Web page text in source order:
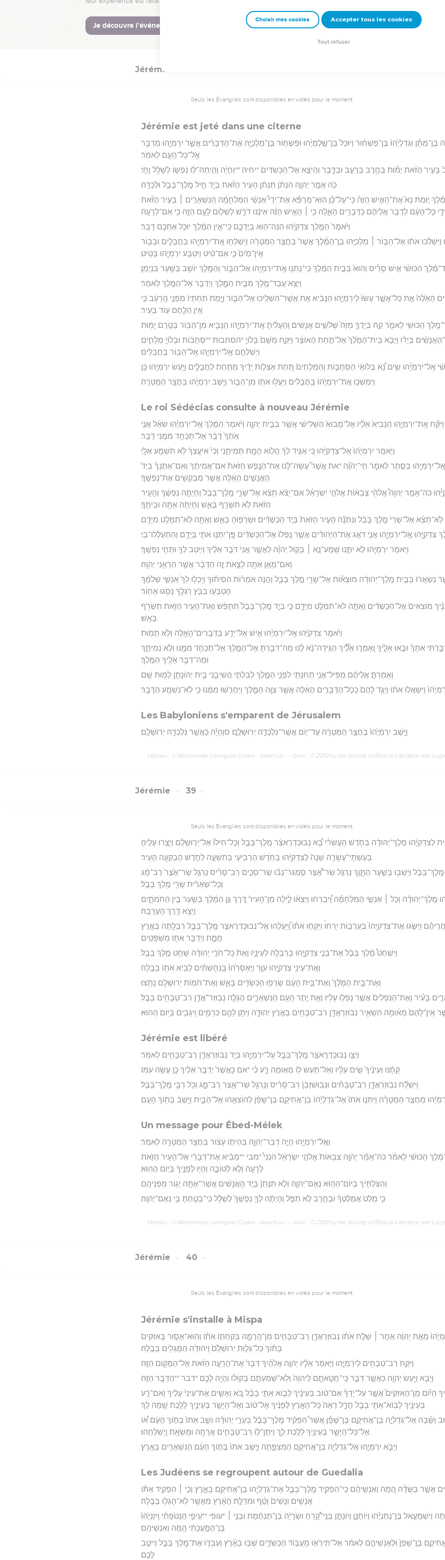
וַיֵּ֣שֶׁב יִרְמְיָ֔הוּ בַּחֲצַ֖ר הַמַּטָּרָֽה׃
Hébreu : © Westminster Leningrad Codex - tanach.us --- Grec : © 2010 by the Society of Biblical Literature and
Jérémie
Seuls les Évangiles sont disponibles en vidéo pour le moment.
Jérémie est jeté dans une citerne
בֶן־מַתָּ֗ן וּגְדַלְיָ֙הוּ֙ בֶּן־פַּשְׁח֔וּר וְיוּכַל֙ בֶּן־שֶׁ֣לֶמְיָ֔הוּ וּפַשְׁח֖וּר בֶּן־מַלְכִּיָּ֑ה אֶ֨ת־הַדְּבָרִ֔ים אֲשֶׁ֧ר יִרְמְיָ֛הוּ מְדַבֵּ֥ר
אֶל־כָּל־הָעָ֖ם לֵאמֹֽר׃
הַזֹּ֔את יָמ֕וּת בַּחֶ֖רֶב בָּרָעָ֣ב וּבַדָּ֑בֶר וְהַיֹּצֵ֤א אֶל־הַכַּשְׂדִּים֙ *יחיה **וְחָיָ֔ה וְהָיְתָה־לּ֥וֹ נַפְשׁ֛וֹ לְשָׁלָ֖ל וָחָֽי׃
כֹּ֖ה אָמַ֣ר יְהוָ֑ה הִנָּתֹ֨ן תִּנָּתֵ֜ן הָעִ֣יר הַזֹּ֗את בְּיַ֛ד חֵ֥יל מֶֽלֶךְ־בָּבֶ֖ל וּלְכָדָֽהּ׃
י֣וּמַת נָא֮ אֶת־הָאִ֣ישׁ הַזֶּה֒ כִּֽי־עַל־כֵּ֡ן הֽוּא־מְרַפֵּ֡א אֶת־יְדֵי֩ אַנְשֵׁ֨י הַמִּלְחָמָ֜ה הַֽנִּשְׁאָרִ֣ים ׀ בָּעִ֣יר הַזֹּ֗את
כָל־הָעָ֔ם לְדַבֵּ֣ר אֲלֵיהֶ֔ם כַּדְּבָרִ֖ים הָאֵ֑לֶּה כִּ֣י ׀ הָאִ֣ישׁ הַזֶּ֗ה אֵינֶ֨נּוּ דֹרֵ֧שׁ לְשָׁל֛וֹם לָעָ֥ם הַזֶּ֖ה כִּ֥י אִם־לְרָעָֽה׃
וַיֹּ֙אמֶר֙ הַמֶּ֣לֶךְ צִדְקִיָּ֔הוּ הִנֵּה־ה֖וּא בְּיֶדְכֶ֑ם כִּֽי־אֵ֣ין הַמֶּ֔לֶךְ יוּכַ֥ל אֶתְכֶ֖ם דָּבָֽר׃
וַיַּשְׁלִ֨כוּ אֹת֜וֹ אֶל־הַבּ֣וֹר ׀ מַלְכִּיָּ֣הוּ בֶן־הַמֶּ֗לֶךְ אֲשֶׁר֙ בַּחֲצַ֣ר הַמַּטָּרָ֔ה וַיְשַׁלְּח֥וּ אֶֽת־יִרְמְיָ֖הוּ בַּחֲבָלִ֑ים וּבַבּ֤וֹר
אֵֽין־מַ֙יִם֙ כִּ֣י אִם־טִ֔יט וַיִּטְבַּ֥ע יִרְמְיָ֖הוּ בַּטִּֽיט׃
הַכּוּשִׁ֜י אִ֣ישׁ סָרִ֗יס וְהוּא֙ בְּבֵ֣ית הַמֶּ֔לֶךְ כִּֽי־נָתְנ֥וּ אֶֽת־יִרְמְיָ֖הוּ אֶל־הַבּ֑וֹר וְהַמֶּ֥לֶךְ יוֹשֵׁ֖ב בְּשַׁ֥עַר בִּנְיָמִֽן׃
וַיֵּצֵ֥א עֶֽבֶד־מֶ֖לֶךְ מִבֵּ֣ית הַמֶּ֑לֶךְ וַיְדַבֵּ֥ר אֶל־הַמֶּ֖לֶךְ לֵאמֹֽר׃
הָאֵ֙לֶּה֙ אֵ֣ת כָּל־אֲשֶׁ֤ר עָשׂוּ֙ לְיִרְמְיָ֣הוּ הַנָּבִ֔יא אֵ֥ת אֲשֶׁר־הִשְׁלִ֖יכוּ אֶל־הַבּ֑וֹר וַיָּ֤מָת תַּחְתָּיו֙ מִפְּנֵ֣י הָֽרָעָ֔ב כִּ֣י
אֵ֥ין הַלֶּ֛חֶם ע֖וֹד בָּעִֽיר׃
הַכּוּשִׁ֖י לֵאמֹ֑ר קַ֣ח בְּיָדְךָ֤ מִזֶּה֙ שְׁלֹשִׁ֣ים אֲנָשִׁ֔ים וְֽהַעֲלִ֜יתָ אֶֽת־יִרְמְיָ֧הוּ הַנָּבִ֛יא מִן־הַבּ֖וֹר בְּטֶ֥רֶם יָמֽוּת׃
בְּיָד֗וֹ וַיָּבֹ֤א בֵית־הַמֶּ֙לֶךְ֙ אֶל־תַּ֣חַת הָאוֹצָ֔ר וַיִּקַּ֤ח מִשָּׁם֙ בְּלוֹיֵ֣ *הסחבות **סְחָב֔וֹת וּבְלוֹיֵ֖ מְלָחִ֑ים
וַיְשַׁלְּחֵ֧ם אֶֽל־יִרְמְיָ֛הוּ אֶל־הַבּ֖וֹר בַּחֲבָלִֽים׃
אֶֽל־יִרְמְיָ֗הוּ שִׂ֣ים נָ֠א בְּלוֹאֵ֨י הַסְּחָב֤וֹת וְהַמְּלָחִים֙ תַּ֚חַת אַצִּל֣וֹת יָדֶ֔יךָ מִתַּ֖חַת לַחֲבָלִ֑ים וַיַּ֥עַשׂ יִרְמְיָ֖הוּ כֵּֽן׃
וַיִּמְשְׁכ֤וּ אֶֽת־יִרְמְיָ֙הוּ֙ בַּֽחֲבָלִ֔ים וַיַּעֲל֥וּ אֹת֖וֹ מִן־הַבּ֑וֹר וַיֵּ֣שֶׁב יִרְמְיָ֔הוּ בַּחֲצַ֖ר הַמַּטָּרָֽה׃
Le roi Sédécias consulte à nouveau Jérémie
אֶֽת־יִרְמְיָ֤הוּ הַנָּבִיא֙ אֵלָ֔יו אֶל־מָבוֹא֙ הַשְּׁלִישִׁ֔י אֲשֶׁ֖ר בְּבֵ֣ית יְהוָ֑ה וַיֹּ֨אמֶר הַמֶּ֜לֶךְ אֶֽל־יִרְמְיָ֗הוּ שֹׁאֵ֨ל אֲנִ֤י
אֹֽתְךָ֙ דָּבָ֔ר אַל־תְּכַחֵ֥ד מִמֶּ֖נִּי דָּבָֽר׃
וַיֹּ֤אמֶר יִרְמְיָ֙הוּ֙ אֶל־צִדְקִיָּ֔הוּ כִּ֚י אַגִּ֣יד לְךָ֔ הֲל֖וֹא הָמֵ֣ת תְּמִיתֵ֑נִי וְכִי֙ אִיעָ֣צְךָ֔ לֹ֥א תִשְׁמַ֖ע אֵלָֽי׃
בַּסֵּ֣תֶר לֵאמֹ֑ר חַי־יְהוָ֞ה *את אֲשֶׁר֩ עָשָׂה־לָ֨נוּ אֶת־הַנֶּ֤פֶשׁ הַזֹּאת֙ אִם־אֲמִיתֶ֔ךָ וְאִם־אֶתֶּנְךָ֗ בְּיַד֙
הָאֲנָשִׁ֣ים הָאֵ֔לֶּה אֲשֶׁ֥ר מְבַקְשִׁ֖ים אֶת־נַפְשֶֽׁךָ׃
כֹּֽה־אָמַ֣ר יְהוָה֩ אֱלֹהֵ֨י צְבָא֜וֹת אֱלֹהֵ֣י יִשְׂרָאֵ֗ל אִם־יָצֹ֨א תֵצֵ֜א אֶל־שָׂרֵ֤י מֶֽלֶךְ־בָּבֶל֙ וְחָיְתָ֣ה נַפְשֶׁ֔ךָ וְהָעִ֣יר
הַזֹּ֔את לֹ֥א תִשָּׂרֵ֖ף בָּאֵ֑שׁ וְחָיִ֖תָה אַתָּ֥ה וּבֵיתֶֽךָ׃
לֹֽא־תֵצֵ֗א אֶל־שָׂרֵי֙ מֶ֣לֶךְ בָּבֶ֔ל וְנִתְּנָ֞ה הָעִ֤יר הַזֹּאת֙ בְּיַ֣ד הַכַּשְׂדִּ֔ים וּשְׂרָפ֖וּהָ בָּאֵ֑שׁ וְאַתָּ֖ה לֹֽא־תִמָּלֵ֥ט מִיָּדָֽם׃
צִדְקִיָּ֖הוּ אֶֽל־יִרְמְיָ֑הוּ אֲנִ֧י דֹאֵ֣ג אֶת־הַיְּהוּדִ֗ים אֲשֶׁ֤ר נָֽפְלוּ֙ אֶל־הַכַּשְׂדִּ֔ים פֶּֽן־יִתְּנ֥וּ אֹתִ֛י בְּיָדָ֖ם וְהִתְעַלְּלוּ־בִֽי׃
וַיֹּ֥אמֶר יִרְמְיָ֖הוּ לֹ֣א יִתֵּ֑נוּ שְֽׁמַֽע־נָ֣א ׀ בְּק֣וֹל יְהוָ֗ה לַאֲשֶׁ֤ר אֲנִי֙ דֹּבֵ֣ר אֵלֶ֔יךָ וְיִ֥יטַב לְךָ֖ וּתְחִ֥י נַפְשֶֽׁךָ׃
וְאִם־מָאֵ֥ן אַתָּ֖ה לָצֵ֑את זֶ֣ה הַדָּבָ֔ר אֲשֶׁ֥ר הִרְאַ֖נִי יְהוָֽה׃
נִשְׁאֲרוּ֙ בְּבֵ֣ית מֶֽלֶךְ־יְהוּדָ֔ה מוּצָא֕וֹת אֶל־שָׂרֵ֖י מֶ֣לֶךְ בָּבֶ֑ל וְהֵ֣נָּה אֹמְר֗וֹת הִסִּית֜וּךָ וְיָכְל֤וּ לְךָ֙ אַנְשֵׁ֣י שְׁלֹמֶ֔ךָ
הָטְבְּע֥וּ בַבֹּ֛ץ רַגְלֶ֖ךָ נָסֹ֥גוּ אָחֽוֹר׃
מֽוֹצִאִים֙ אֶל־הַכַּשְׂדִּ֔ים וְאַתָּ֖ה לֹא־תִמָּלֵ֣ט מִיָּדָ֑ם כִּ֣י בְיַ֤ד מֶֽלֶךְ־בָּבֶל֙ תִּתָּפֵ֔שׂ וְאֶת־הָעִ֥יר הַזֹּ֖את תִּשְׂרֹ֥ף
בָּאֵֽשׁ׃
וַיֹּ֨אמֶר צִדְקִיָּ֜הוּ אֶֽל־יִרְמְיָ֗הוּ אִ֛ישׁ אַל־יֵדַ֥ע בַּדְּבָֽרִים־הָאֵ֖לֶּה וְלֹ֥א תָמֽוּת׃
אִתָּךְ֒ וּבָ֣אוּ אֵלֶ֣יךָ וְֽאָמְר֪וּ אֵלֶ֟יךָ הַגִּֽידָה־נָּ֨א לָ֜נוּ מַה־דִּבַּ֧רְתָּ אֶל־הַמֶּ֛לֶךְ אַל־תְּכַחֵ֥ד מִמֶּ֖נּוּ וְלֹ֣א נְמִיתֶ֑ךָ
וּמַה־דִּבֶּ֥ר אֵלֶ֖יךָ הַמֶּֽלֶךְ׃
וְאָמַרְתָּ֣ אֲלֵיהֶ֔ם מַפִּיל־אֲנִ֥י תְחִנָּתִ֖י לִפְנֵ֣י הַמֶּ֑לֶךְ לְבִלְתִּ֧י הֲשִׁיבֵ֛נִי בֵּ֥ית יְהוֹנָתָ֖ן לָמ֥וּת שָֽׁם׃
וַיִּשְׁאֲל֣וּ אֹת֔וֹ וַיַּגֵּ֤ד לָהֶם֙ כְּכָל־הַדְּבָרִ֣ים הָאֵ֔לֶּה אֲשֶׁ֥ר צִוָּ֖ה הַמֶּ֑לֶךְ וַיַּחֲרִ֣שׁוּ מִמֶּ֔נּוּ כִּ֥י לֹֽא־נִשְׁמַ֖ע הַדָּבָֽר׃
Les Babyloniens s'emparent de Jérusalem
וַיֵּ֤שֶׁב יִרְמְיָ֙הוּ֙ בַּחֲצַ֣ר הַמַּטָּרָ֔ה עַד־י֖וֹם אֲשֶׁר־נִלְכְּדָ֣ה יְרוּשָׁלִָ֑ם סוְהָיָ֕ה כַּאֲשֶׁ֥ר נִלְכְּדָ֖ה יְרוּשָׁלִָֽם׃
Hébreu : © Westminster Leningrad Codex - tanach.us --- Grec : © 2010 by the Society of Biblical Literature and
Jérémie 39
Seuls les Évangiles sont disponibles en vidéo pour le moment.
לְצִדְקִיָּ֨הוּ מֶלֶךְ־יְהוּדָ֜ה בַּחֹ֣דֶשׁ הָעֲשִׂרִ֗י בָּ֠א נְבוּכַדְרֶאצַּ֨ר מֶֽלֶךְ־בָּבֶ֤ל וְכָל־חֵילוֹ֙ אֶל־יְר֣וּשָׁלִַ֔ם וַיָּצֻ֖רוּ עָלֶֽיהָ׃
בְּעַשְׁתֵּֽי־עֶשְׂרֵ֤ה שָׁנָה֙ לְצִדְקִיָּ֔הוּ בַּחֹ֥דֶשׁ הָרְבִיעִ֖י בְּתִשְׁעָ֣ה לַחֹ֑דֶשׁ הָבְקְעָ֖ה הָעִֽיר׃
מֶֽלֶךְ־בָּבֶ֔ל וַיֵּשְׁב֖וּ בְּשַׁ֣עַר הַתָּ֑וֶךְ נֵרְגַ֣ל שַׂר־אֶ֠צֶר סַֽמְגַּר־נְב֞וּ שַׂר־סְכִ֣ים רַב־סָרִ֗יס נֵרְגַ֤ל שַׂר־אֶ֙צֶר֙ רַב־מָ֔ג
וְכָל־שְׁאֵרִ֔ית שָׂרֵ֖י מֶ֥לֶךְ בָּבֶֽל׃
מֶֽלֶךְ־יְהוּדָ֜ה וְכֹ֣ל ׀ אַנְשֵׁ֣י הַמִּלְחָמָ֗ה וַֽ֠יִּבְרְחוּ וַיֵּצְא֨וּ לַ֤יְלָה מִן־הָעִיר֙ דֶּ֚רֶךְ גַּ֣ן הַמֶּ֔לֶךְ בְּשַׁ֖עַר בֵּ֣ין הַחֹמֹתָ֑יִם
וַיֵּצֵ֖א דֶּ֥רֶךְ הָעֲרָבָֽה׃
וַיַּשִּׂ֣גוּ אֶת־צִדְקִיָּהוּ֮ בְּעַֽרְב֣וֹת יְרֵחוֹ֒ וַיִּקְח֣וּ אֹת֗וֹ וַֽ֠יַּעֲלֻהוּ אֶל־נְבוּכַדְרֶאצַּ֧ר מֶֽלֶךְ־בָּבֶ֛ל רִבְלָ֖תָה בְּאֶ֣רֶץ
חֲמָ֑ת וַיְדַבֵּ֥ר אִתּ֖וֹ מִשְׁפָּטִֽים׃
וַיִּשְׁחַט֩ מֶ֨לֶךְ בָּבֶ֜ל אֶת־בְּנֵ֧י צִדְקִיָּ֛הוּ בְּרִבְלָ֖ה לְעֵינָ֑יו וְאֵת֙ כָּל־חֹרֵ֣י יְהוּדָ֔ה שָׁחַ֖ט מֶ֥לֶךְ בָּבֶֽל׃
וְאֶת־עֵינֵ֥י צִדְקִיָּ֖הוּ עִוֵּ֑ר וַיַּאַסְרֵ֙הוּ֙ בַּֽנְחֻשְׁתַּ֔יִם לָבִ֥יא אֹת֖וֹ בָּבֶֽלָה׃
וְאֶת־בֵּ֤ית הַמֶּ֙לֶךְ֙ וְאֶת־בֵּ֣ית הָעָ֔ם שָׂרְפ֥וּ הַכַּשְׂדִּ֖ים בָּאֵ֑שׁ וְאֶת־חֹמ֥וֹת יְרוּשָׁלִַ֖ם נָתָֽצוּ׃
בָּעִ֗יר וְאֶת־הַנֹּֽפְלִים֙ אֲשֶׁ֣ר נָפְל֣וּ עָלָ֔יו וְאֵ֛ת יֶ֥תֶר הָעָ֖ם הַנִּשְׁאָרִ֑ים הֶגְלָ֛ה נְבֽוּזַר־אֲדָ֥ן רַב־טַבָּחִ֖ים בָּבֶֽל׃
אֵין־לָהֶם֙ מְא֔וּמָה הִשְׁאִ֛יר נְבוּזַרְאֲדָ֥ן רַב־טַבָּחִ֖ים בְּאֶ֣רֶץ יְהוּדָ֑ה וַיִּתֵּ֥ן לָהֶ֛ם כְּרָמִ֥ים וִֽיגֵבִ֖ים בַּיּ֥וֹם הַהֽוּא׃
Jérémie est libéré
וַיְצַ֛ו נְבוּכַדְרֶאצַּ֥ר מֶֽלֶךְ־בָּבֶ֖ל עַֽל־יִרְמְיָ֑הוּ בְּיַ֛ד נְבוּזַרְאֲדָ֥ן רַב־טַבָּחִ֖ים לֵאמֹֽר׃
קָחֶ֗נּוּ וְעֵינֶ֙יךָ֙ שִׂ֣ים עָלָ֔יו וְאַל־תַּ֥עַשׂ ל֖וֹ מְא֣וּמָה רָּ֑ע כִּ֗י *אם כַּֽאֲשֶׁר֙ יְדַבֵּ֣ר אֵלֶ֔יךָ כֵּ֖ן עֲשֵׂ֥ה עִמּֽוֹ׃
וַיִּשְׁלַ֞ח נְבֽוּזַרְאֲדָ֣ן רַב־טַבָּחִ֗ים וּנְבֽוּשַׁזְבָּן֙ רַב־סָרִ֔יס וְנֵרְגַ֥ל שַׂר־אֶ֖צֶר רַב־מָ֑ג וְכֹ֖ל רַבֵּ֥י מֶֽלֶךְ־בָּבֶֽל׃
מֵחֲצַ֣ר הַמַּטָּרָ֗ה וַיִּתְּנ֤וּ אֹתוֹ֙ אֶל־גְּדַלְיָ֙הוּ֙ בֶּן־אֲחִיקָ֣ם בֶּן־שָׁפָ֔ן לְהוֹצִאֵ֖הוּ אֶל־הַבָּ֑יִת וַיֵּ֖שֶׁב בְּת֥וֹךְ הָעָֽם׃
Un message pour Ébed-Mélek
וְאֶֽל־יִרְמְיָ֖הוּ הָיָ֣ה דְבַר־יְהוָ֑ה בִּֽהְיֹת֣וֹ עָצ֔וּר בַּחֲצַ֥ר הַמַּטָּרָ֖ה לֵאמֹֽר׃
הַכּוּשִׁ֜י לֵאמֹ֗ר כֹּֽה־אָמַ֞ר יְהוָ֤ה צְבָאוֹת֙ אֱלֹהֵ֣י יִשְׂרָאֵ֔ל הִנְנִי֩ *מבי **מֵבִ֨יא אֶת־דְּבָרַ֜י אֶל־הָעִ֥יר הַזֹּ֛את
לְרָעָ֖ה וְלֹ֣א לְטוֹבָ֑ה וְהָי֥וּ לְפָנֶ֖יךָ בַּיּ֥וֹם הַהֽוּא׃
וְהִצַּלְתִּ֥יךָ בַיּוֹם־הַה֖וּא נְאֻם־יְהוָ֑ה וְלֹ֤א תִנָּתֵן֙ בְּיַ֣ד הָֽאֲנָשִׁ֔ים אֲשֶׁר־אַתָּ֥ה יָג֖וֹר מִפְּנֵיהֶֽם׃
כִּ֤י מַלֵּט֙ אֲמַלֶּטְךָ֔ וּבַחֶ֖רֶב לֹ֣א תִפֹּ֑ל וְהָיְתָ֨ה לְךָ֤ נַפְשְׁךָ֙ לְשָׁלָ֔ל כִּֽי־בָטַ֥חְתָּ בִּ֖י נְאֻם־יְהוָֽה׃
Hébreu : © Westminster Leningrad Codex - tanach.us --- Grec : © 2010 by the Society of Biblical Literature and
Jérémie 40
Seuls les Évangiles sont disponibles en vidéo pour le moment.
Jérémie s'installe à Mispa
מֵאֵ֣ת יְהוָ֔ה אַחַ֣ר ׀ שַׁלַּ֣ח אֹת֗וֹ נְבוּזַרְאֲדָ֛ן רַב־טַבָּחִ֖ים מִן־הָֽרָמָ֑ה בְּקַחְתּ֣וֹ אֹת֗וֹ וְהֽוּא־אָס֤וּר בָּֽאזִקִּים֙
בְּת֨וֹךְ כָּל־גָּל֤וּת יְרוּשָׁלִַ֙ם֙ וִֽיהוּדָ֔ה הַמֻּגְלִ֖ים בָּבֶֽלָה׃
וַיִּקַּ֥ח רַב־טַבָּחִ֖ים לְיִרְמְיָ֑הוּ וַיֹּ֣אמֶר אֵלָ֔יו יְהוָ֣ה אֱלֹהֶ֗יךָ דִּבֶּר֙ אֶת־הָרָעָ֣ה הַזֹּ֔את אֶל־הַמָּק֖וֹם הַזֶּֽה׃
וַיָּבֵ֥א וַיַּ֛עַשׂ יְהוָ֖ה כַּאֲשֶׁ֣ר דִּבֵּ֑ר כִּֽי־חֲטָאתֶ֤ם לַֽיהוָה֙ וְלֹֽא־שְׁמַעְתֶּ֣ם בְּקוֹל֔וֹ וְהָיָ֥ה לָכֶ֖ם *דבר **הַדָּבָ֥ר הַזֶּֽה׃
הַיּ֗וֹם מִֽן־הָאזִקִּים֮ אֲשֶׁ֣ר עַל־יָדֶךָ֒ אִם־ט֨וֹב בְּעֵינֶ֜יךָ לָב֧וֹא אִתִּ֣י בָבֶ֗ל בֹּ֚א וְאָשִׂ֤ים אֶת־עֵינִי֙ עָלֶ֔יךָ וְאִם־רַ֧ע
בְּעֵינֶ֛יךָ לָבֽוֹא־אִתִּ֥י בָבֶ֖ל חֲדָ֑ל רְאֵה֙ כָּל־הָאָ֣רֶץ לְפָנֶ֔יךָ אֶל־ט֨וֹב וְאֶל־הַיָּשָׁ֧ר בְּעֵינֶ֛יךָ לָלֶ֥כֶת שָׁ֖מָּה לֵֽךְ׃
וְשֻׁ֡בָה אֶל־גְּדַלְיָ֣ה בֶן־אֲחִיקָ֣ם בֶּן־שָׁפָ֡ן אֲשֶׁר֩ הִפְקִ֨יד מֶֽלֶךְ־בָּבֶ֜ל בְּעָרֵ֣י יְהוּדָ֗ה וְשֵׁ֤ב אִתּוֹ֙ בְּת֣וֹךְ הָעָ֔ם א֠וֹ
אֶל־כָּל־הַיָּשָׁ֧ר בְּעֵינֶ֛יךָ לָלֶ֖כֶת לֵ֑ךְ וַיִּתֶּן־ל֧וֹ רַב־טַבָּחִ֛ים אֲרֻחָ֥ה וּמַשְׂאֵ֖ת וַֽיְשַׁלְּחֵֽהוּ׃
וַיָּבֹ֧א יִרְמְיָ֛הוּ אֶל־גְּדַלְיָ֥ה בֶן־אֲחִיקָ֖ם הַמִּצְפָּ֑תָה וַיֵּ֤שֶׁב אִתּוֹ֙ בְּת֣וֹךְ הָעָ֔ם הַנִּשְׁאָרִ֖ים בָּאָֽרֶץ׃
Les Judéens se regroupent autour de Guedalia
אֲשֶׁ֣ר בַּשָּׂדֶ֗ה הֵ֚מָּה וְאַנְשֵׁיהֶ֔ם כִּֽי־הִפְקִ֧יד מֶֽלֶךְ־בָּבֶ֛ל אֶת־גְּדַלְיָ֥הוּ בֶן־אֲחִיקָ֖ם בָּאָ֑רֶץ וְכִ֣י ׀ הִפְקִ֣יד אִתּ֗וֹ
אֲנָשִׁ֤ים וְנָשִׁים֙ וָטָ֔ף וּמִדַּלַּ֣ת הָאָ֔רֶץ מֵאֲשֶׁ֥ר לֹֽא־הָגְל֖וּ בָּבֶֽלָה׃
וְיִשְׁמָעֵ֣אל בֶּן־נְתַנְיָ֡הוּ וְיוֹחָנָ֣ן וְיוֹנָתָ֣ן בְּנֵֽי־קָ֠רֵחַ וּשְׂרָיָ֨ה בֶן־תַּנְחֻ֜מֶת וּבְנֵ֣י ׀ *עופי **עֵיפַ֣י הַנְּטֹפָתִ֗י וִֽיזַנְיָ֙הוּ֙
בֶּן־הַמַּ֣עֲכָתִ֔י הֵ֖מָּה וְאַנְשֵׁיהֶֽם׃
בֶּן־שָׁפָן֙ וּלְאַנְשֵׁיהֶ֣ם לֵאמֹ֔ר אַל־תִּֽירְא֖וּ מֵעֲב֣וֹד הַכַּשְׂדִּ֑ים שְׁב֣וּ בָאָ֗רֶץ וְעִבְד֛וּ אֶת־מֶ֥לֶךְ בָּבֶ֖ל וְיִיטַ֥ב
לָכֶֽם׃
Choisir mes cookies Accepter tous les cookies
Tout refuser